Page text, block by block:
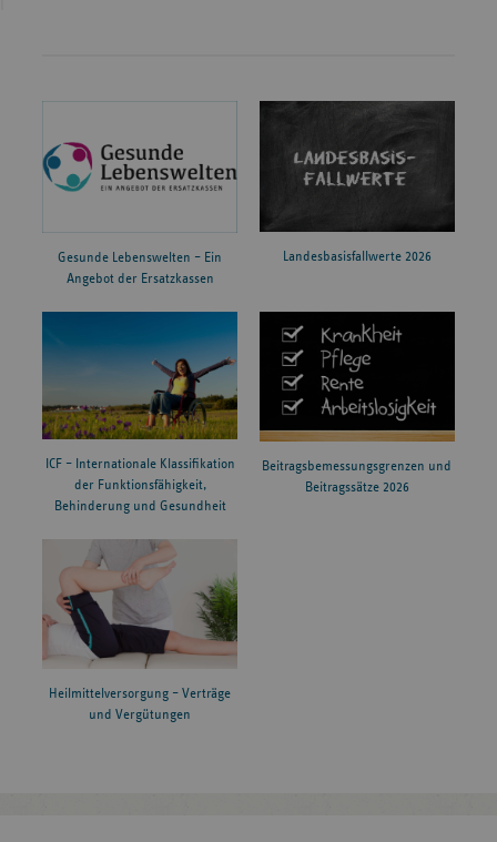
Gesunde Lebenswelten – Ein
Angebot der Ersatzkassen
Landesbasisfallwerte 2026
ICF – Internationale Klassifikation
der Funktionsfähigkeit,
Behinderung und Gesundheit
Beitragsbemessungsgrenzen und
Beitragssätze 2026
Heilmittelversorgung – Verträge
und Vergütungen